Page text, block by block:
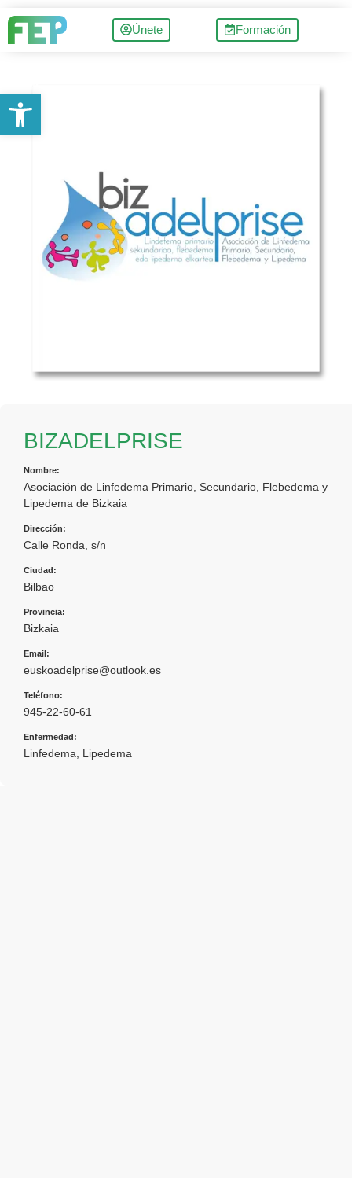
Únete Formación
BIZADELPRISE
Nombre:
Asociación de Linfedema Primario, Secundario, Flebedema y
Lipedema de Bizkaia
Dirección:
Calle Ronda, s/n
Ciudad:
Bilbao
Provincia:
Bizkaia
Email:
euskoadelprise@outlook.es
Teléfono:
945-22-60-61
Enfermedad:
Linfedema Lipedema
Abrir barra de herramientas